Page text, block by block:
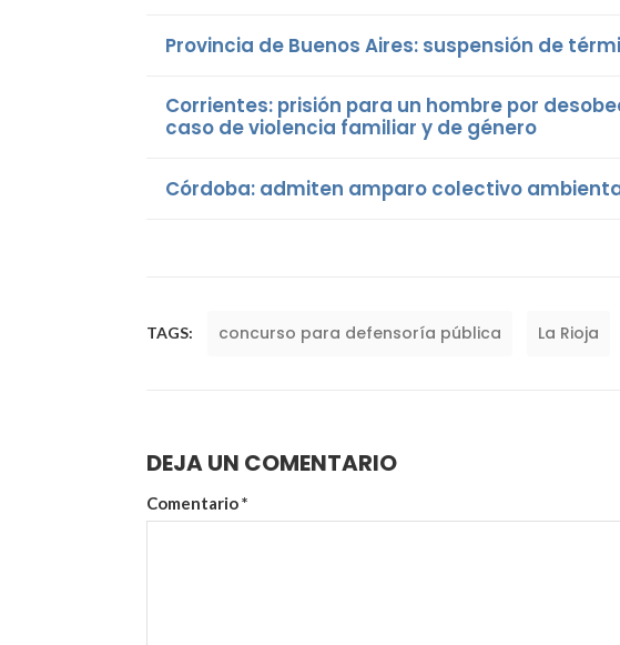
Provincia de Buenos Aires: suspensión de
Corrientes: prisión para un hombre por
caso de violencia familiar y de género
Córdoba: admiten amparo colectivo
TAGS: concurso para defensoría pública La Rioja
DEJA UN COMENTARIO
Comentario*